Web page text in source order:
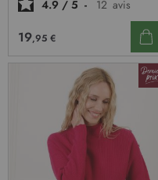
4.9 / 5 - 12 avis
19,95 €